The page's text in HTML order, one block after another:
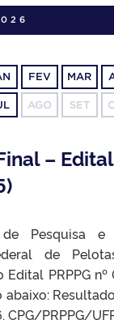
FEV MAR
AGO SET
–
Pesquisa e
de
PRPPG nº
abaixo:
CPG/PRPPG/